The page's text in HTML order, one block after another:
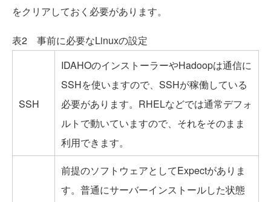
をクリアしておく必要があります。
表2 事前に必要なLinuxの設定
SSH
IDAHOのインストーラーやHadoopは通信に
SSHを使いますので、SSHが稼働している
必要があります。RHELなどでは通常デフォ
ルトで動いていますので、それをそのまま
利用できます。
前提のソフトウェアとしてExpectがありま
す。普通にサーバーインストールした状態